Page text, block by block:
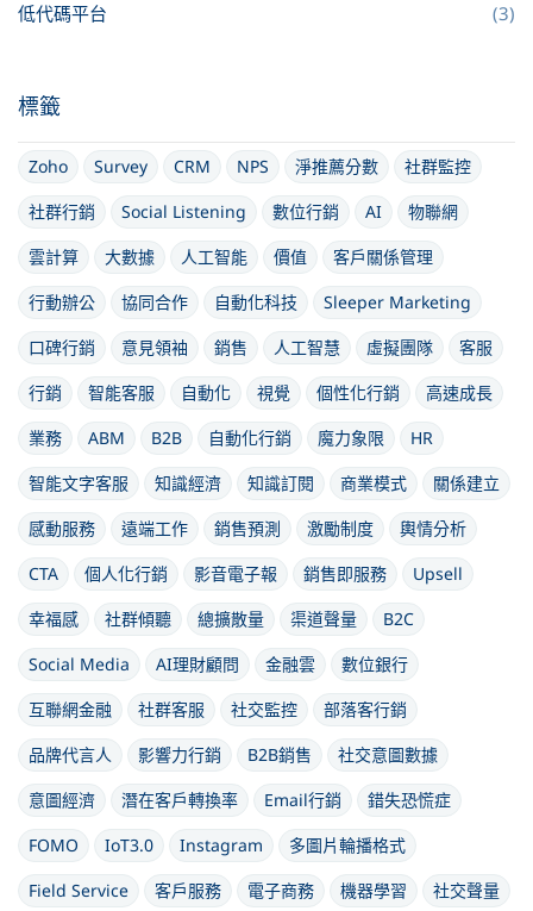
低代碼平台
(3)
標籤
Zoho Survey CRM NPS 淨推薦分數
社群監控
社群行銷
Social Listening 數位行銷 AI
物聯網
雲計算
大數據 人工智能 價值
客戶關係管理
行動辦公
協同合作 自動化科技
Sleeper Marketing
口碑行銷
意見領袖 銷售 人工智慧 虛擬團隊
客服
行銷
智能客服 自動化 視覺 個性化行銷
高速成長
業務
ABM B2B 自動化行銷 魔力象限
HR
智能文字客服
知識經濟 知識訂閱 商業模式
關係建立
感動服務
遠端工作 銷售預測 激勵制度
輿情分析
CTA
個人化行銷 影音電子報 銷售即服務
Upsell
幸福感
社群傾聽 總擴散量 渠道聲量
B2C
Social Media
AI理財顧問 金融雲
數位銀行
互聯網金融
社群客服 社交監控
部落客行銷
品牌代言人
影響力行銷 B2B銷售
社交意圖數據
意圖經濟
潛在客戶轉換率 Email行銷
錯失恐慌症
FOMO
IoT3.0 Instagram
多圖片輪播格式
Field Service
客戶服務 電子商務 機器學習 社交聲量